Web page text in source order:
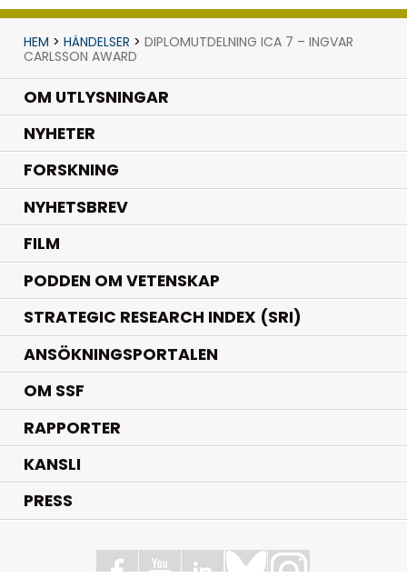
HEM > HÄNDELSER > DIPLOMUTDELNING ICA 7 – INGVAR
CARLSSON AWARD
OM UTLYSNINGAR
NYHETER.
FORSKNING.
NYHETSBREV
FILM
PODDEN OM VETENSKAP
STRATEGIC RESEARCH INDEX (SRI)
ANSÖKNINGSPORTALEN
OM SSF
RAPPORTER
KANSLI
PRESS